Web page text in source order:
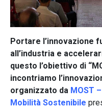
Portare l’innovazione
all’industria e
questo l’obiettivo di
incontriamo
organizzato da MOST
Mobilità Sostenibile